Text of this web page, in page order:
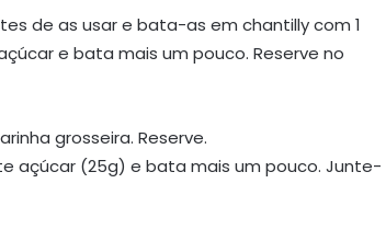
de as usar e bata-as em chantilly com 1
e bata mais um pouco. Reserve no
grosseira. Reserve.
açúcar (25g) e bata mais um pouco. Junte-